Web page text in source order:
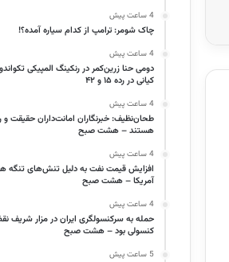
4 ساعت پیش
چاک شومر: ترامپ از کدام سیاره آمده؟!
4 ساعت پیش
دومی حنا زرین‌کمر در رنکینگ المپیکی
کیانی در رده ۱۵ و ۴۲
4 ساعت پیش
طحان‌نظیف: خبرنگاران امانت‌داران حقیقت و
هستند – هشت صبح
4 ساعت پیش
افزایش قیمت نفت به دلیل تنش‌های تنگه
آمریکا – هشت صبح
4 ساعت پیش
حمله به سرکنسولگری ایران در مزار شریف
کنسولی بود – هشت صبح
5 ساعت پیش